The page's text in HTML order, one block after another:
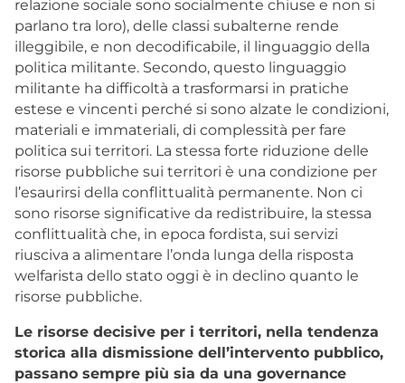
relazione sociale sono socialmente chiuse e non si
parlano tra loro), delle classi subalterne rende
illeggibile, e non decodificabile, il linguaggio della
politica militante. Secondo, questo linguaggio
militante ha difficoltà a trasformarsi in pratiche
estese e vincenti perché si sono alzate le condizioni,
materiali e immateriali, di complessità per fare
politica sui territori. La stessa forte riduzione delle
risorse pubbliche sui territori è una condizione per
l’esaurirsi della conflittualità permanente. Non ci
sono risorse significative da redistribuire, la stessa
conflittualità che, in epoca fordista, sui servizi
riusciva a alimentare l’onda lunga della risposta
welfarista dello stato oggi è in declino quanto le
risorse pubbliche.
Le risorse decisive per i territori, nella tendenza
storica alla dismissione dell’intervento pubblico,
passano sempre più sia da una governance